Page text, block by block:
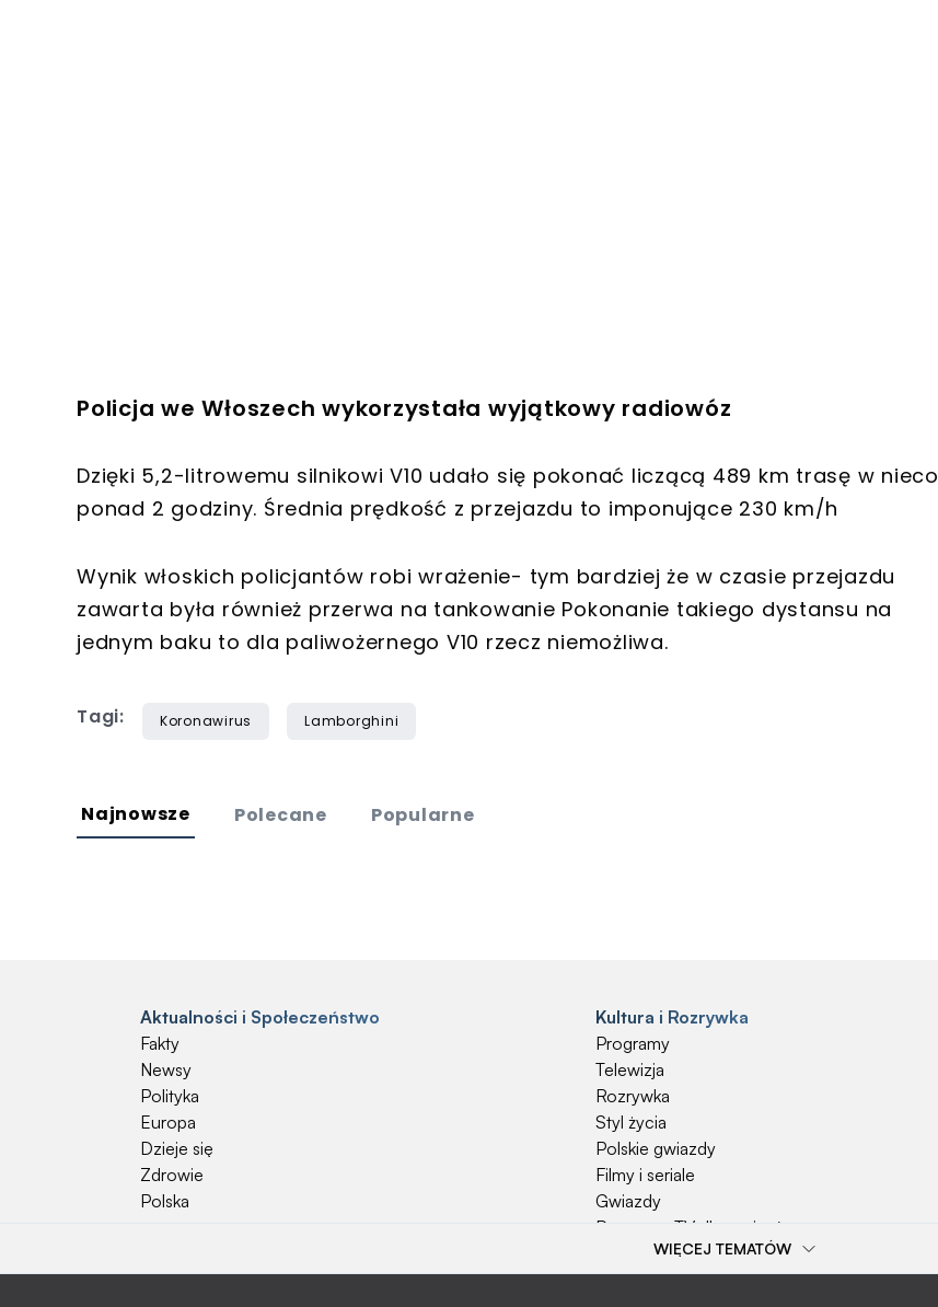
Policja we Włoszech wykorzystała wyjątkowy radiowóz
Dzięki 5,2-litrowemu silnikowi V10 udało się pokonać liczącą 489 km trasę w nieco
ponad 2 godziny. Średnia prędkość z przejazdu to imponujące 230 km/h
Wynik włoskich policjantów robi wrażenie- tym bardziej że w czasie przejazdu
zawarta była również przerwa na tankowanie Pokonanie takiego dystansu na
jednym baku to dla paliwożernego V10 rzecz niemożliwa.
Tagi: Koronawirus Lamborghini
Najnowsze Polecane Popularne
Aktualności i Społeczeństwo
Fakty
Newsy
Polityka
Europa
Dzieje się
Zdrowie
Polska
Kultura i Rozrywka
Programy
Telewizja
Rozrywka
Styl życia
Polskie gwiazdy
Filmy i seriale
Gwiazdy
Programy TV dla seniorów
WIĘCEJ TEMATÓW